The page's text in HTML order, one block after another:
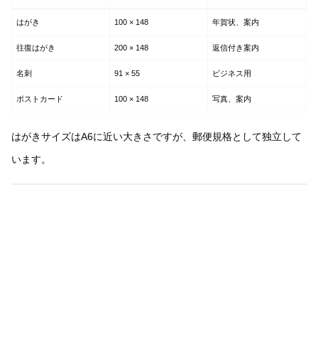
はがき 100 × 148 年賀状、案内
往復はがき 200 × 148 返信付き案内
名刺 91 × 55 ビジネス用
ポストカード 100 × 148 写真、案内
はがきサイズはA6に近い大きさですが、郵便規格として独立して
います。